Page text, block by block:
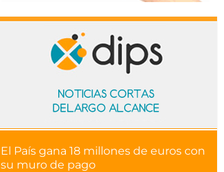
El País gana 18 millones de euros con
su muro de pago